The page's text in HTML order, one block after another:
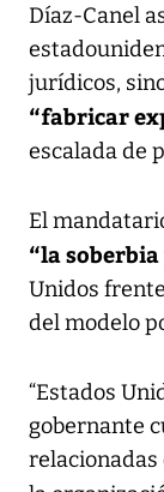
Díaz-Canel
jurídicos,
“fabricar
escalada de
El
“la
Unidos
del modelo
“Estados
gobernante
relacionadas